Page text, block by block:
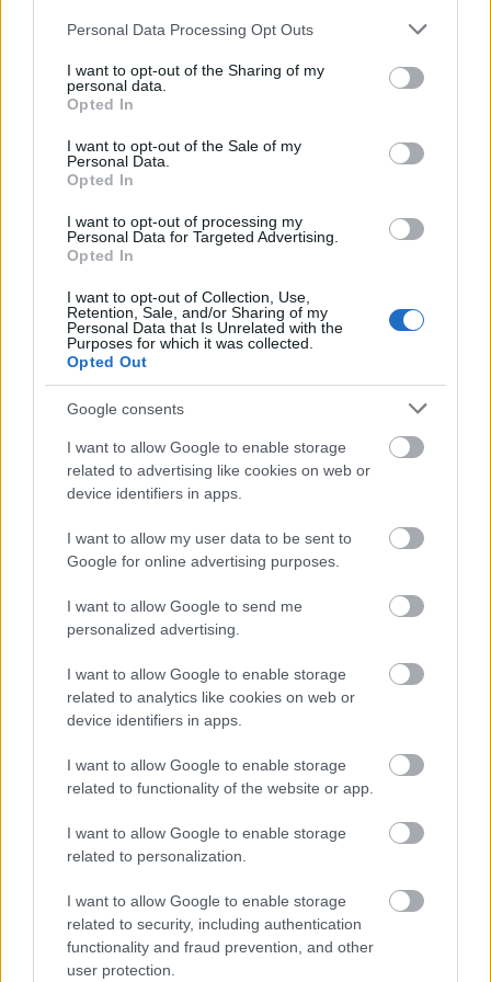
Please note that this website/app uses one or more Google
not limited to your visit or usage behaviour. You may click to
grant or deny consent to Google and its third-party tags to
use your data for below specified purposes in below Google
consent section.
Personal Data Processing Opt Outs
I want to opt-out of the Sharing of my
personal data.
Opted In
I want to opt-out of the Sale of my
Personal Data.
Opted In
I want to opt-out of processing my
Personal Data for Targeted Advertising.
Opted In
I want to opt-out of Collection, Use,
Retention, Sale, and/or Sharing of my
Personal Data that Is Unrelated with the
Purposes for which it was collected.
Opted Out
Google consents
I want to allow Google to enable storage
related to advertising like cookies on web or
device identifiers in apps.
I want to allow my user data to be sent to
Google for online advertising purposes.
I want to allow Google to send me
personalized advertising.
I want to allow Google to enable storage
related to analytics like cookies on web or
device identifiers in apps.
I want to allow Google to enable storage
related to functionality of the website or app.
I want to allow Google to enable storage
related to personalization.
I want to allow Google to enable storage
related to security, including authentication
functionality and fraud prevention, and other
user protection.
Momentánt, mint elhangzott, kizárólag a nézők
tartják fenn. Megtapsolhattuk önmagunk után a
Momentán technikusát is, aki még hét évvel ezelőtt
ismerte meg őket és aki – amikor a társulat saját
mint az előadások alatt, hiszen kiderült: tekintve,
hogy fogalma sincs mi fog történni a színpadon, neki
A két felvonásnyi nevetés utáni újabb jókedvhullám
tagja (civilben filmrendező) levetített egy videót az
ősidőkből: az első Momentán előadásról és az első
Momentán nyári edzőtáborról, ahol megdöbbentő
frizurájú Momentán tagok adtak riportot és
tervezgették a jövőt. És beszélgettek arról, hogy
vajon mik a buktatók, hány éven keresztül fognak
együtt maradni, mitől félnek és miért szeretik a
Momentánt. Fiatalok voltak. Pedig most sem túl
öregek még. Jó volt látni, hogy ők sem
út, ami ide vezetett.